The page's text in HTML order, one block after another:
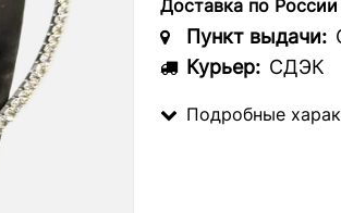
Доставка по
Пункт выдачи:
Курьер: СДЭК
Подробные